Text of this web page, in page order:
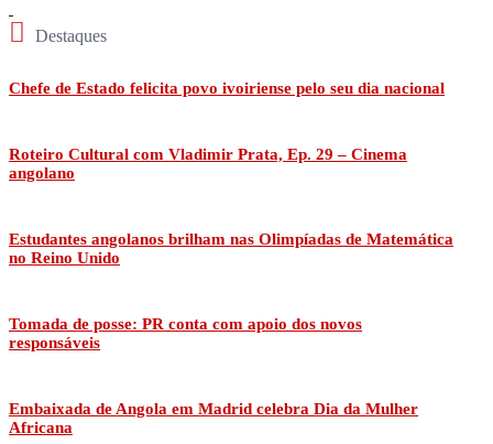
Destaques
Chefe de Estado felicita povo ivoiriense pelo seu dia nacional
Roteiro Cultural com Vladimir Prata, Ep. 29 – Cinema
angolano
Estudantes angolanos brilham nas Olimpíadas de Matemática
no Reino Unido
Tomada de posse: PR conta com apoio dos novos
responsáveis
Embaixada de Angola em Madrid celebra Dia da Mulher
Africana